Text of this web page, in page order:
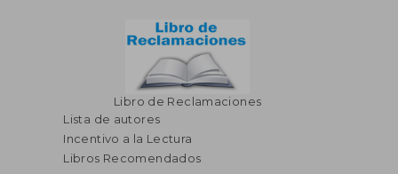
Libro de Reclamaciones
Lista de autores
Incentivo a la Lectura
Libros Recomendados